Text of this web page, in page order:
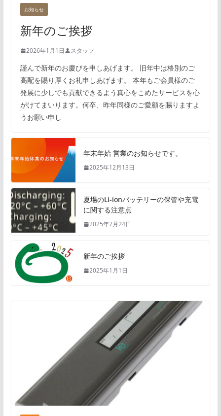
お知らせ
新年のご挨拶
2026年1月1日 スタッフ
謹んで新年のお慶びを申しあげます。 旧年中は格別のご
高配を賜り厚くお礼申しあげます。 本年もご会員様のご
発展に少しでも貢献できるよう真心をこめたサービスを心
がけてまいります。何卒、昨年同様のご愛顧を賜りますよ
うお願い申し
年末年始 営業のお知らせです。
2025年12月13日
夏場のLi-ionバッテリーの保管や充電
に関する注意点
2025年7月24日
新年のご挨拶
2025年1月1日